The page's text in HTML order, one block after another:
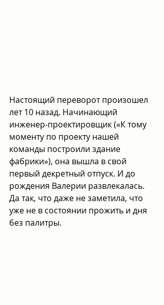
Настоящий переворот произошел
лет 10 назад. Начинающий
инженер-проектировщик («К тому
моменту по проекту нашей
команды построили здание
фабрики»), она вышла в свой
первый декретный отпуск. И до
рождения Валерии развлекалась.
Да так, что даже не заметила, что
уже не в состоянии прожить и дня
без палитры.